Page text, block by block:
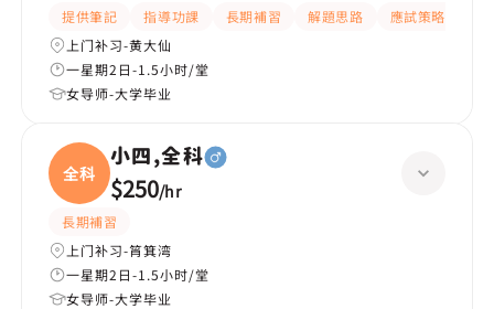
提供筆記 指導功課 長期補習 解題思路 應試策略
上门补习-黄大仙
一星期2日-1.5小时/堂
女导师-大学毕业
全科
小四,全科
$250/hr
長期補習
上门补习-筲箕湾
一星期2日-1.5小时/堂
女导师-大学毕业